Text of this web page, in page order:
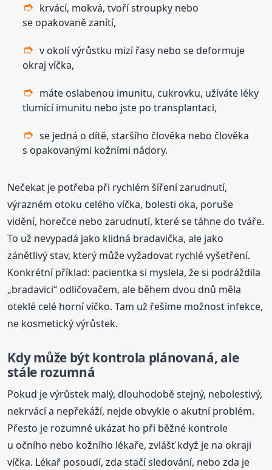
krvácí, mokvá, tvoří stroupky nebo
se opakovaně zanítí,
v okolí výrůstku mizí řasy nebo se deformuje
okraj víčka,
máte oslabenou imunitu, cukrovku, užíváte léky
tlumící imunitu nebo jste po transplantaci,
se jedná o dítě, staršího člověka nebo člověka
s opakovanými kožními nádory.
Nečekat je potřeba při rychlém šíření zarudnutí,
výrazném otoku celého víčka, bolesti oka, poruše
vidění, horečce nebo zarudnutí, které se táhne do tváře.
To už nevypadá jako klidná bradavička, ale jako
zánětlivý stav, který může vyžadovat rychlé vyšetření.
Konkrétní příklad: pacientka si myslela, že si podráždila
„bradavici“ odličovačem, ale během dvou dnů měla
oteklé celé horní víčko. Tam už řešíme možnost infekce,
ne kosmetický výrůstek.
Kdy může být kontrola plánovaná, ale
stále rozumná
Pokud je výrůstek malý, dlouhodobě stejný, nebolestivý,
nekrvácí a nepřekáží, nejde obvykle o akutní problém.
Přesto je rozumné ukázat ho při běžné kontrole
u očního nebo kožního lékaře, zvlášť když je na okraji
víčka. Lékař posoudí, zda stačí sledování, nebo zda je